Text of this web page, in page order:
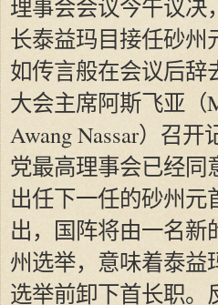
理事会会议今午议决
长泰益玛目接任砂州
如传言般在会议后辞
大会主席阿斯飞亚（
Awang Nassar）召
党最高理事会已经同
出任下一任的砂州元
出，国阵将由一名新
州选举，意味着泰益
选举前卸下首长职。